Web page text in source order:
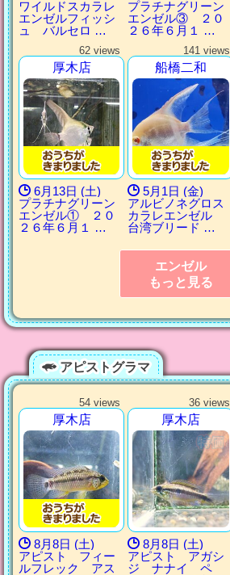
ワイルドスカラレ
エンゼルフィッシ
ュ バルセロ …
プラチナグリーン
エンゼル③ ２０
２６年６月１ …
62 views
厚木店
6月13日 (土)
プラチナグリーン
エンゼル① ２０
２６年６月１ …
141 views
船橋二和
5月1日 (金)
アルビノネグロス
カラレエンゼル
台湾ブリード …
エンゼル
もっと見る
アピストグラマ
54 views
厚木店
8月8日 (土)
アピスト フィー
ルフレック アス
36 views
厚木店
8月8日 (土)
アピスト アガシ
ジ ナナイ ペ